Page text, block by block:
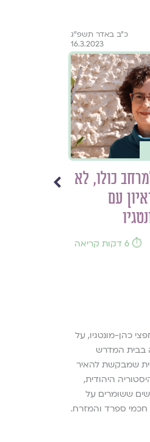
כ״ב באדר תשפ״ג
16.3.2023
כולו, לא
עם
⏱️ 6 דקות קריאה
כהן-מונטגיו, על
בבית המדרש
שמבקשת להאיר
היהודית,
ששומרים על
חכמי ספרד והמזרח.
"הלוואי